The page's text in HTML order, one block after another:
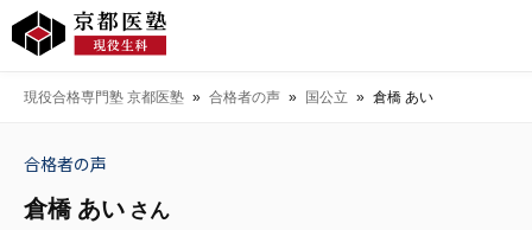
現役合格専門塾 京都医塾 » 合格者の声 » 国公立 » 倉橋 あい
合格者の声
倉橋 あい さん